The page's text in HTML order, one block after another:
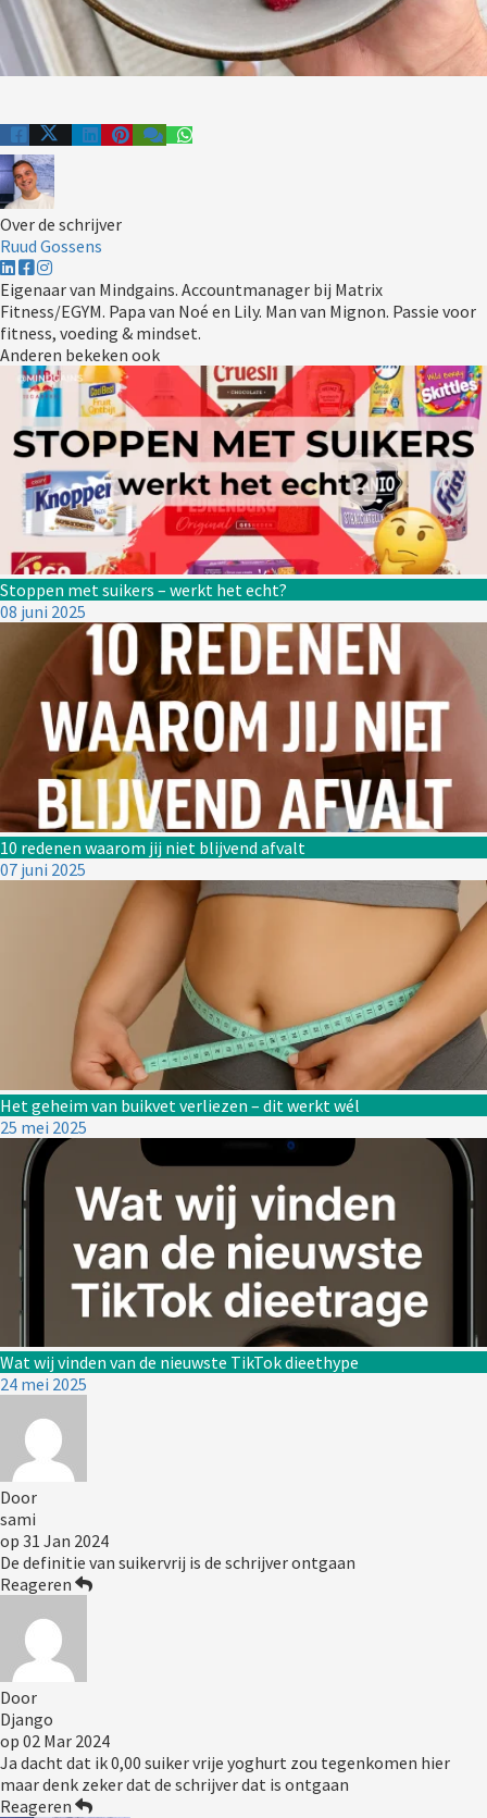
Over de schrijver
Ruud Gossens
Eigenaar van Mindgains. Accountmanager bij Matrix
Fitness/EGYM. Papa van Noé en Lily. Man van Mignon. Passie voor
fitness, voeding & mindset.
Anderen bekeken ook
Stoppen met suikers – werkt het echt?
08 juni 2025
10 redenen waarom jij niet blijvend afvalt
07 juni 2025
Het geheim van buikvet verliezen – dit werkt wél
25 mei 2025
Wat wij vinden van de nieuwste TikTok dieethype
24 mei 2025
Door
sami
op 31 Jan 2024
De definitie van suikervrij is de schrijver ontgaan
Reageren
Door
Django
op 02 Mar 2024
Ja dacht dat ik 0,00 suiker vrije yoghurt zou tegenkomen hier
maar denk zeker dat de schrijver dat is ontgaan
Reageren